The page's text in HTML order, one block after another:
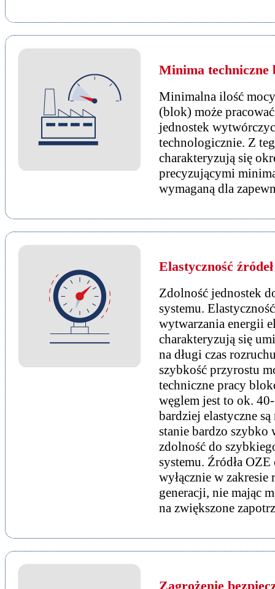
Minima
Minimalna ilość
(blok) może
jednostek
technologicznie. Z
charakteryzują się
precyzującymi
wymaganą dla
Elastyczność
Zdolność jednostek
systemu.
wytwarzania energii
charakteryzują się
na długi czas
szybkość przyrostu
techniczne pracy
węglem jest to ok.
bardziej elastyczne
stanie bardzo szybko
zdolność do
systemu. Źródła
wyłącznie w
generacji, nie mając
na zwiększone
Zagrożenie